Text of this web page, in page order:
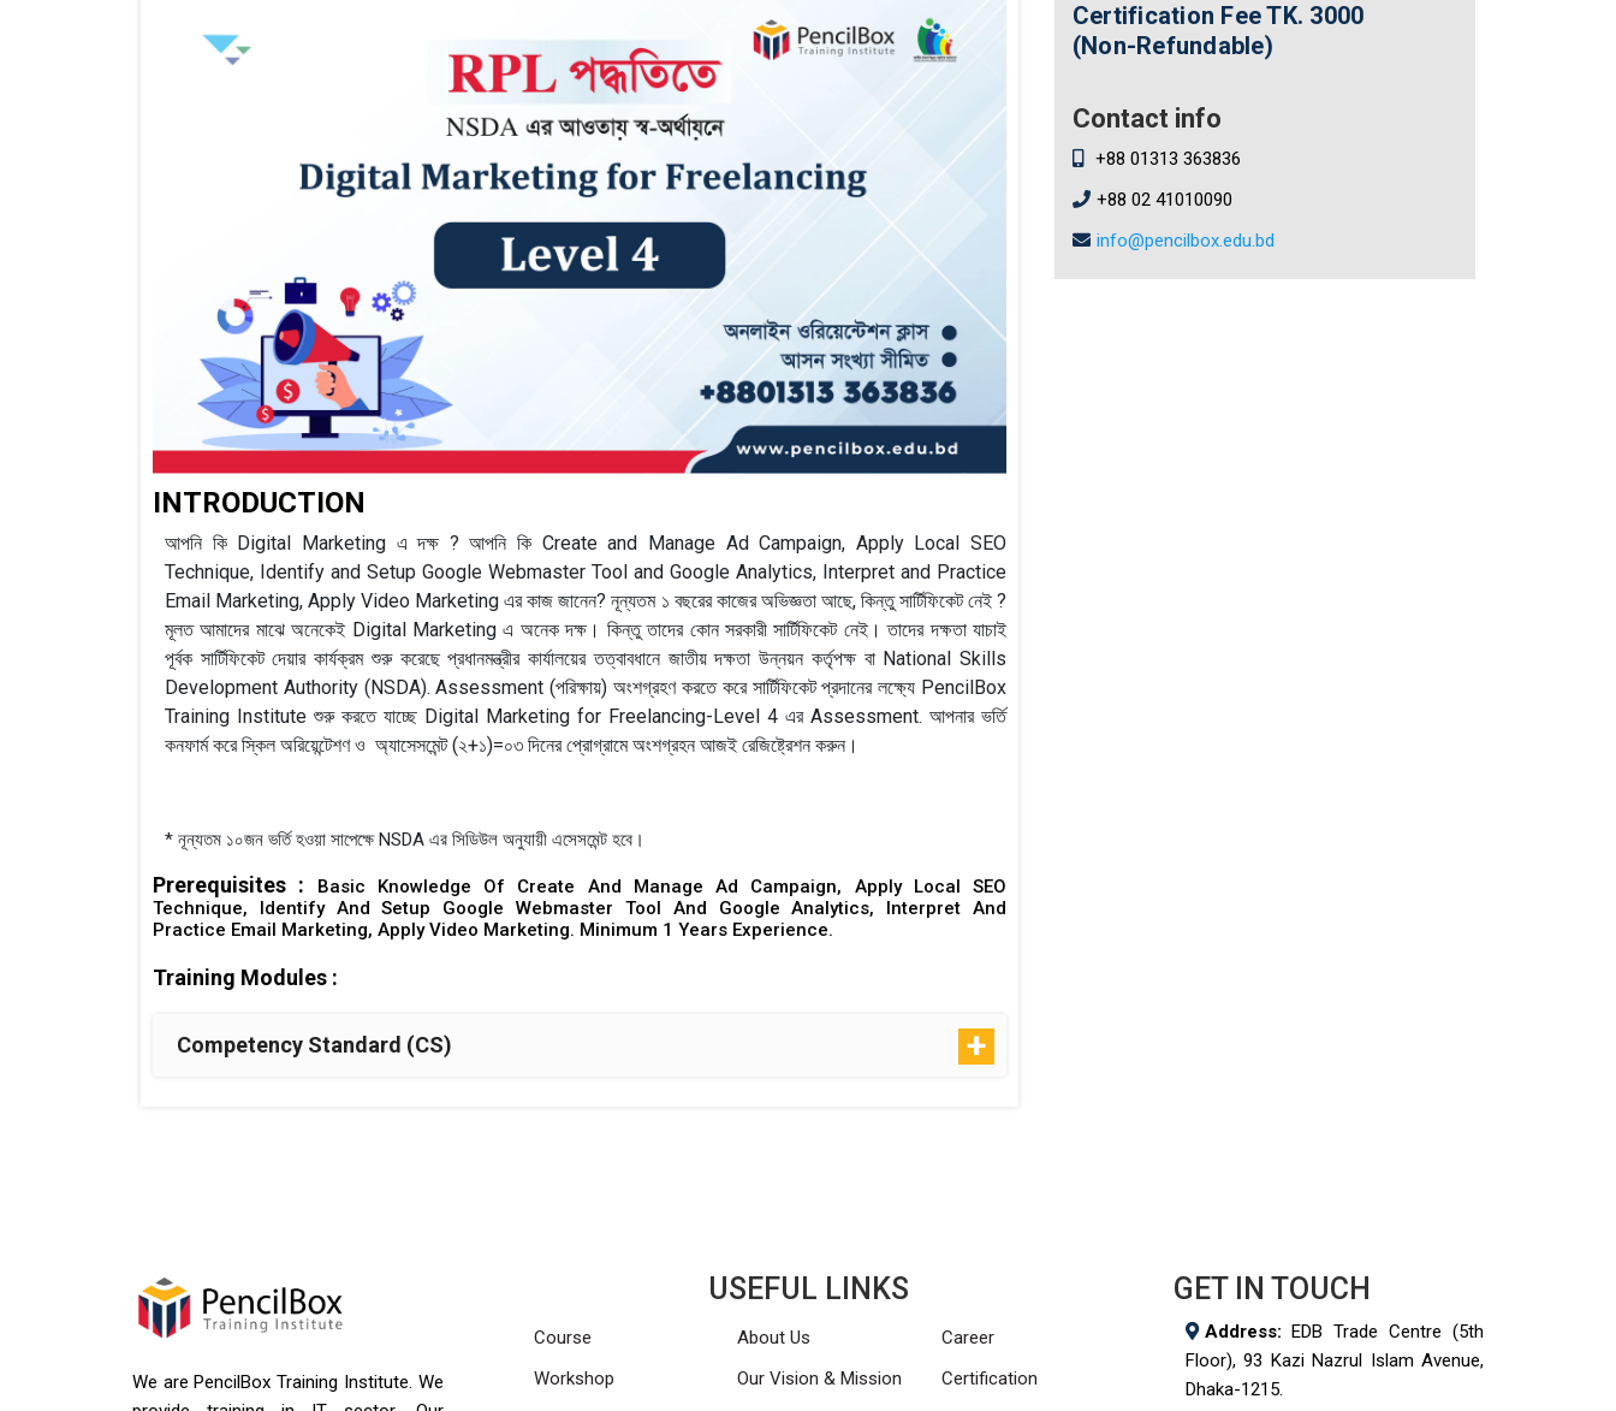
INTRODUCTION
আপনি কি Digital Marketing এ দক্ষ ? আপনি কি Create and Manage Ad Campaign, Apply Local SEO
Technique, Identify and Setup Google Webmaster Tool and Google Analytics, Interpret and Practice
Email Marketing, Apply Video Marketing এর কাজ জানেন? নূন্যতম ১ বছরের কাজের অভিজ্ঞতা আছে, কিন্তু সার্টিফিকেট নেই ?
মূলত আমাদের মাঝে অনেকেই Digital Marketing এ অনেক দক্ষ। কিন্তু তাদের কোন সরকারী সার্টিফিকেট নেই। তাদের দক্ষতা যাচাই
পূর্বক সার্টিফিকেট দেয়ার কার্যক্রম শুরু করেছে প্রধানমন্ত্রীর কার্যালয়ের তত্বাবধানে জাতীয় দক্ষতা উন্নয়ন কর্তৃপক্ষ বা National Skills
Development Authority (NSDA). Assessment (পরিক্ষায়) অংশগ্রহণ করতে করে সার্টিফিকেট প্রদানের লক্ষ্যে PencilBox
Training Institute শুরু করতে যাচ্ছে Digital Marketing for Freelancing-Level 4 এর Assessment. আপনার ভর্তি
কনফার্ম করে স্কিল অরিয়েন্টেশণ ও অ্যাসেসমেন্ট (২+১)=০৩ দিনের প্রোগ্রামে অংশগ্রহন আজই রেজিষ্ট্রেশন করুন।
* নূন্যতম ১০জন ভর্তি হওয়া সাপেক্ষে NSDA এর সিডিউল অনুযায়ী এসেসমেন্ট হবে।
Prerequisites : Basic Knowledge Of Create And Manage Ad Campaign, Apply Local SEO
Technique, Identify And Setup Google Webmaster Tool And Google Analytics, Interpret And
Practice Email Marketing, Apply Video Marketing. Minimum 1 Years Experience.
Training Modules :
Competency Standard (CS)
Certification FeeTK. 3000
(Non-Refundable)
Contact info
+88 01313 363836
+88 02 41010090
info@pencilbox.edu.bd
We are PencilBox Training Institute. We
USEFUL LINKS
Course
Workshop
About Us
Our Vision & Mission
Career
Certification
GET IN TOUCH
Address: EDB Trade Centre (5th
Floor), 93 Kazi Nazrul Islam Avenue,
Dhaka-1215.